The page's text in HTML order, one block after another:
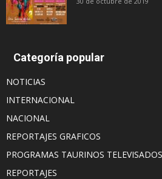
Categoría popular
NOTICIAS
INTERNACIONAL
NACIONAL
REPORTAJES GRAFICOS
PROGRAMAS TAURINOS TELEVISADOS
REPORTAJES